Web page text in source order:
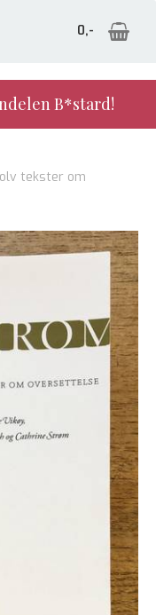
0,-
B*stard!
tekster om